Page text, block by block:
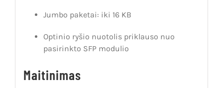
Jumbo paketai: iki 16 KB
Optinio ryšio nuotolis priklauso nuo
pasirinkto SFP modulio
Maitinimas